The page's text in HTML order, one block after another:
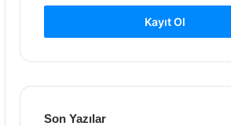
Kayıt Ol
Son Yazılar